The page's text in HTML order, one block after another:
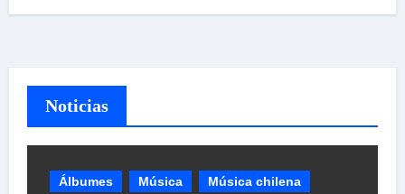
Noticias
Álbumes Música
Música chilena